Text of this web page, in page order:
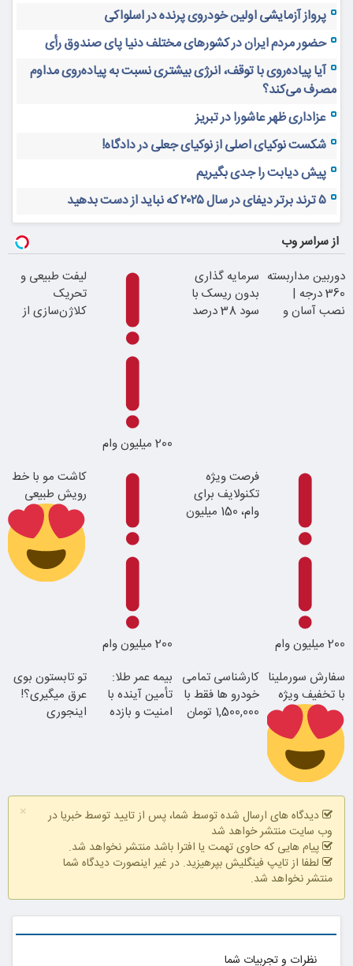
پرواز آزمایشی اولین خودروی پرنده در اسلواکی
حضور مردم ایران در کشورهای مختلف دنیا پای صندوق رأی
آیا پیاده‌روی با توقف، انرژی بیشتری نسبت به پیاده‌روی مداوم
مصرف می‌کند؟
عزاداری ظهر عاشورا در تبریز
شکست نوکیای اصلی از نوکیای جعلی در دادگاه!
پیش دیابت را جدی بگیریم
۵ ترند برتر دیفای در سال ۲۰۲۵ که نباید از دست بدهید
از سراسر وب
دوربین مداربسته
360 درجه |
نصب آسان و
سرمایه گذاری
بدون ریسک با
سود 38 درصد
200 میلیون وام
با احراز هویت در
آبان تتر
لیفت طبیعی و
تحریک
کلاژن‌سازی از
200 میلیون وام
فقط با احراز
هویت در آبان
فرصت ویژه
تکنولایف برای
وام، 150 میلیون
200 میلیون وام
در آبان تتر احراز
هویت کن
کاشت مو با خط
رویش طبیعی
سفارش سورملینا
با تخفیف ویژه
رفع بوی عرق در
کارشناسی تمامی
خودرو ها فقط با
1,500,000 تومان
بیمه عمر طلا:
تأمین آینده با
امنیت و بازده
تو تابستون بوی
عرق میگیری؟!
اینجوری
×
دیدگاه های ارسال شده توسط شما، پس از تایید توسط خبریا در
وب سایت منتشر خواهد شد
پیام هایی که حاوی تهمت یا افترا باشد منتشر نخواهد شد.
لطفا از تایپ فینگلیش بپرهیزید. در غیر اینصورت دیدگاه شما
منتشر نخواهد شد.
نظرات و تجربیات شما